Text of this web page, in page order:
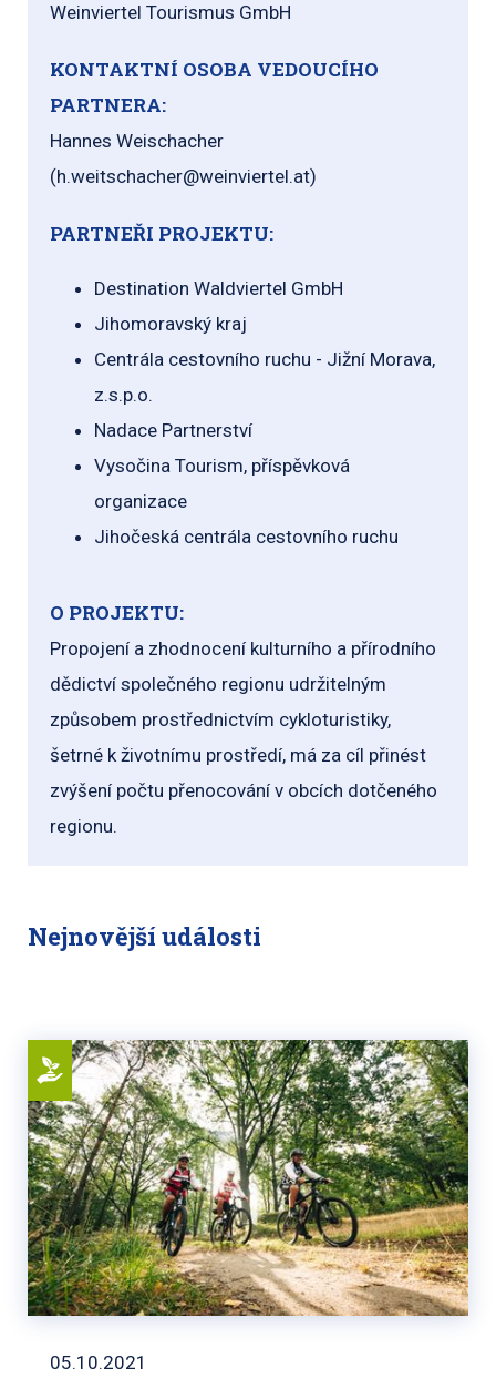
Weinviertel Tourismus GmbH
KONTAKTNÍ OSOBA VEDOUCÍHO
PARTNERA:
Hannes Weischacher
(h.weitschacher@weinviertel.at)
PARTNEŘI PROJEKTU:
Destination Waldviertel GmbH
Jihomoravský kraj
Centrála cestovního ruchu - Jižní Morava,
z.s.p.o.
Nadace Partnerství
Vysočina Tourism, příspěvková
organizace
Jihočeská centrála cestovního ruchu
O PROJEKTU:
Propojení a zhodnocení kulturního a přírodního
dědictví společného regionu udržitelným
způsobem prostřednictvím cykloturistiky,
šetrné k životnímu prostředí, má za cíl přinést
zvýšení počtu přenocování v obcích dotčeného
regionu.
Nejnovější události
05.10.2021